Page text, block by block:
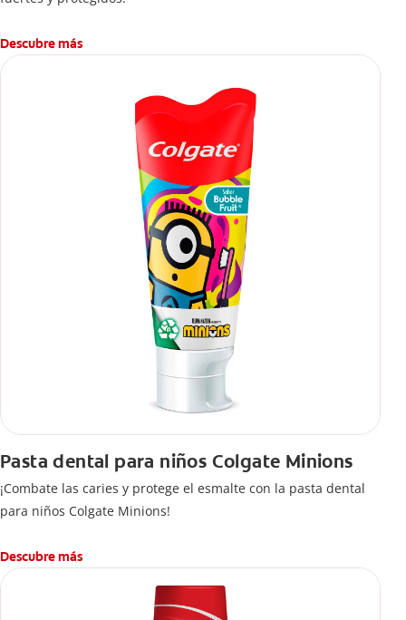
Descubre más
Pasta dental para niños Colgate Minions
¡Combate las caries y protege el esmalte con la pasta dental
para niños Colgate Minions!
Descubre más